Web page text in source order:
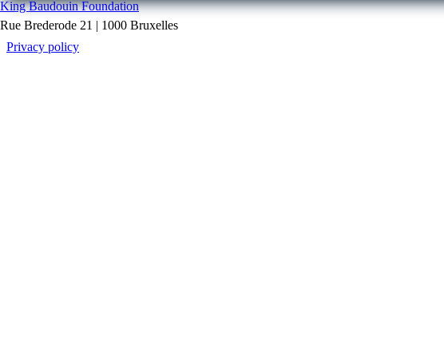
King Baudouin Foundation
Rue Brederode 21 | 1000 Bruxelles
Privacy policy